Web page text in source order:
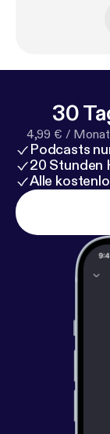
30
4,99 € / Monat
Podcasts
20 Stunden
Alle